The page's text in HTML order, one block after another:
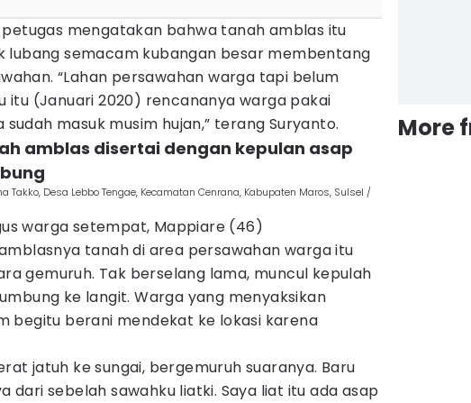
petugas mengatakan bahwa tanah amblas itu
lubang semacam kubangan besar membentang
“Lahan persawahan warga tapi belum
itu (Januari 2020) rencananya warga pakai
masuk musim hujan,” terang Suryanto.
amblas disertai dengan kepulan asap
Takko, Desa Lebbo Tengae, Kecamatan Cenrana, Kabupaten Maros, Sulsel /
warga setempat, Mappiare (46)
tanah di area persawahan warga itu
gemuruh. Tak berselang lama, muncul kepulah
ke langit. Warga yang menyaksikan
begitu berani mendekat ke lokasi karena
jatuh ke sungai, bergemuruh suaranya. Baru
dari sebelah sawahku liatki. Saya liat itu ada asap
More